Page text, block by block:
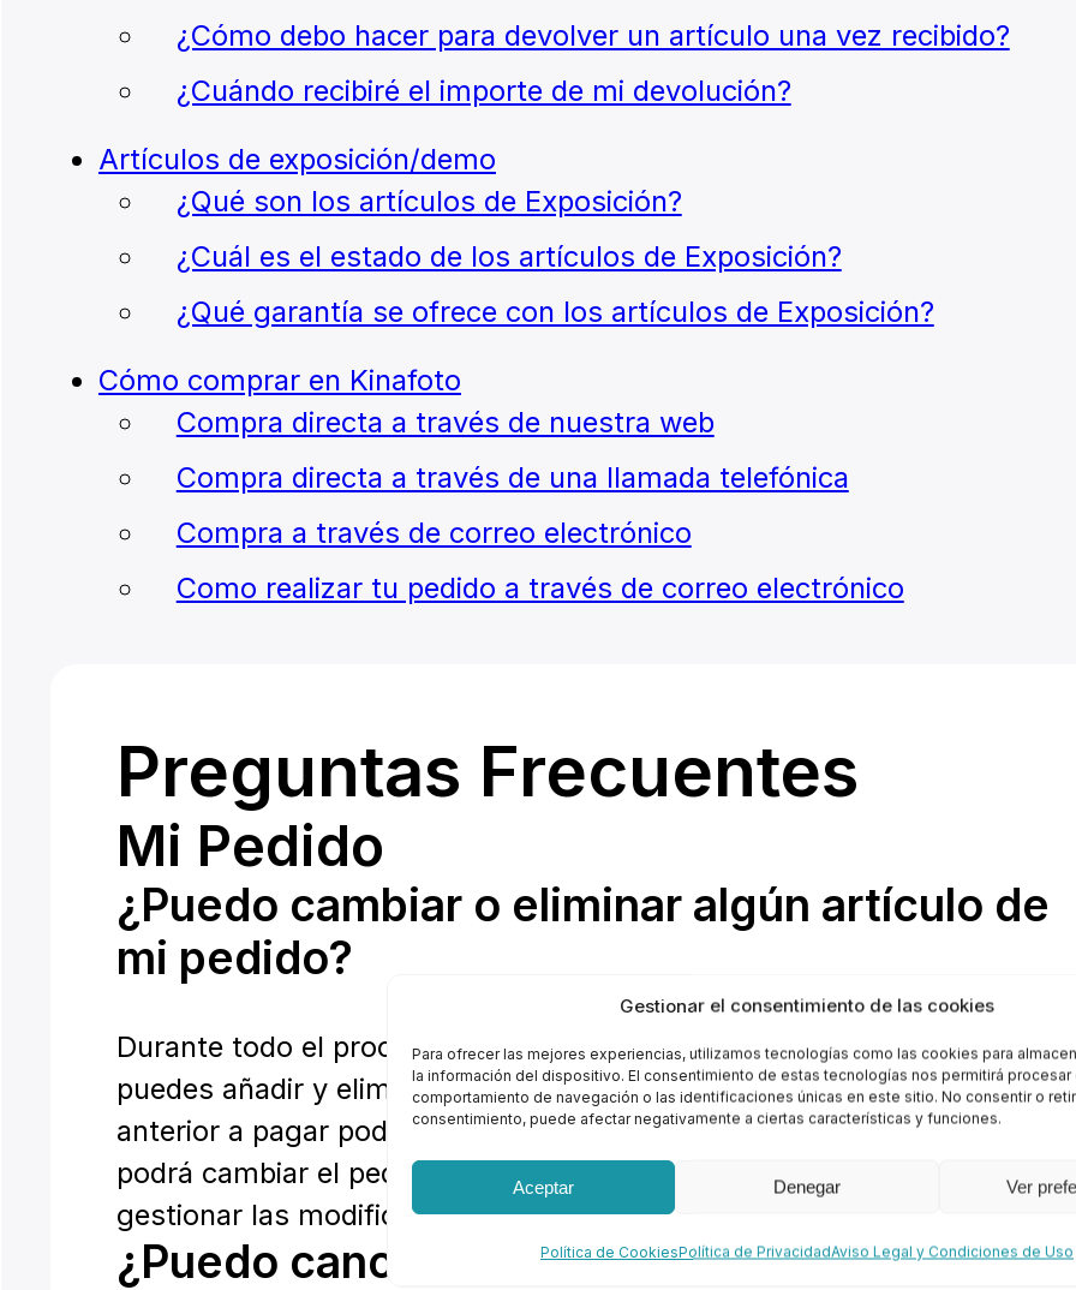
Gestionar el consentimiento de las cookies
Para ofrecer las mejores experiencias, utilizamos tecnologías como las cookies para
la información del dispositivo. El consentimiento de estas tecnologías nos permitirá procesar
comportamiento de navegación o las identificaciones únicas en este sitio. No consentir o
consentimiento, puede afectar negativamente a ciertas características y funciones.
Aceptar Denegar Ver
Política de CookiesPolítica de PrivacidadAviso Legal y Condiciones de Uso
¿Cómo debo hacer para devolver un artículo una vez recibido?
¿Cuándo recibiré el importe de mi devolución?
Artículos de exposición/demo
¿Qué son los artículos de Exposición?
¿Cuál es el estado de los artículos de Exposición?
¿Qué garantía se ofrece con los artículos de Exposición?
Cómo comprar en Kinafoto
Compra directa a través de nuestra web
Compra directa a través de una llamada telefónica
Compra a través de correo electrónico
Como realizar tu pedido a través de correo electrónico
Preguntas Frecuentes
Mi Pedido
¿Puedo cambiar o eliminar algún artículo de
mi pedido?
Durante todo el proceso de compra, es decir, mientras navegas,
puedes añadir y eliminar los productos que quieras. En el momento
anterior a pagar podrás modificarlos. Una vez realizado el pago, ya no
podrá cambiar el pedido. Debes contactar con nosotros para así poder
gestionar las modificaciones que requieras.
¿Puedo cancelar mi pedido?